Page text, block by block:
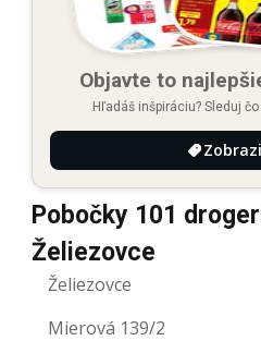
Objavte to
Hľadáš inšpiráciu? Sleduj
Pobočky 101
Želiezovce
Želiezovce
Mierová 139/2